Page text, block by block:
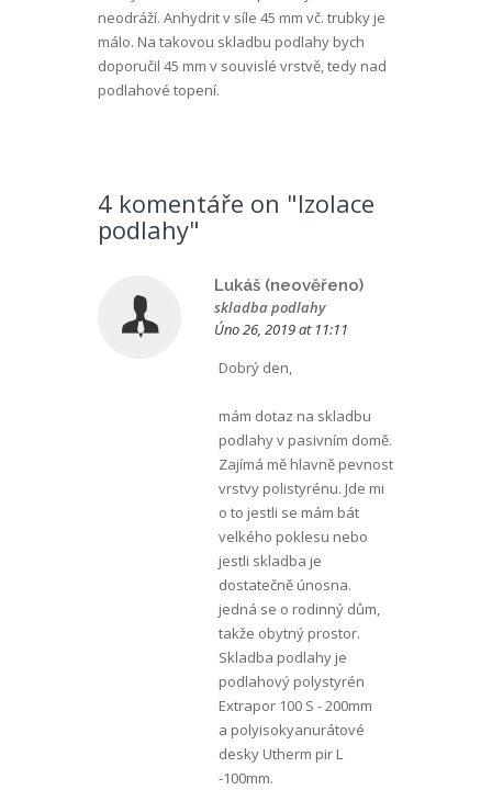
neodráží. Anhydrit v síle 45 mm vč. trubky je
málo. Na takovou skladbu podlahy bych
doporučil 45 mm v souvislé vrstvě, tedy nad
podlahové topení.
4 komentáře on "Izolace
podlahy"
Lukáš (neověřeno)
skladba podlahy
Úno 26, 2019 at 11:11
Dobrý den,
mám dotaz na skladbu
podlahy v pasivním domě.
Zajímá mě hlavně pevnost
vrstvy polistyrénu. Jde mi
o to jestli se mám bát
velkého poklesu nebo
jestli skladba je
dostatečně únosna.
jedná se o rodinný dům,
takže obytný prostor.
Skladba podlahy je
podlahový polystyrén
Extrapor 100 S - 200mm
a polyisokyanurátové
desky Utherm pir L
-100mm.